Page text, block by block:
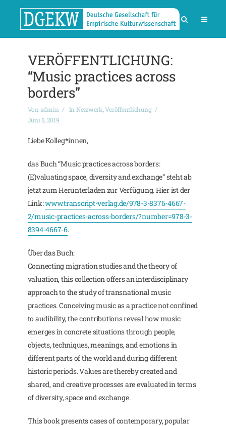
VERÖFFENTLICHUNG:
“Music practices across
borders”
Von admin In Netzwerk,Veröffentlichung
Juni 5, 2019
Liebe Kolleg*innen,
das Buch “Music practices across borders:
(E)valuating space, diversity and exchange” steht ab
jetzt zum Herunterladen zur Verfügung. Hier ist der
Link:www.transcript-verlag.de/978-3-8376-4667-
2/music-practices-across-borders/?number=978-3-
8394-4667-6.
Über das Buch:
Connecting migration studies and the theory of
valuation, this collection offers an interdisciplinary
approach to the study of transnational music
practices. Conceiving music as a practice not confined
to audibility, the contributions reveal how music
emerges in concrete situations through people,
objects, techniques, meanings, and emotions in
different parts of the world and during different
historic periods. Values are thereby created and
shared, and creative processes are evaluated in terms
of diversity, space and exchange.
This book presents cases of contemporary, popular